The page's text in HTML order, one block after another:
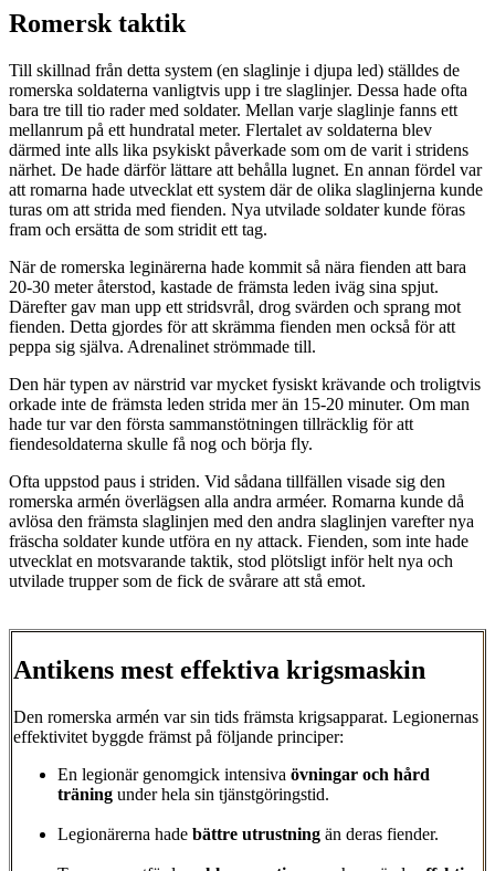
Romersk taktik
Till skillnad från detta system (en slaglinje i djupa led) ställdes de
romerska soldaterna vanligtvis upp i tre slaglinjer. Dessa hade ofta
bara tre till tio rader med soldater. Mellan varje slaglinje fanns ett
mellanrum på ett hundratal meter. Flertalet av soldaterna blev
därmed inte alls lika psykiskt påverkade som om de varit i stridens
närhet. De hade därför lättare att behålla lugnet. En annan fördel var
att romarna hade utvecklat ett system där de olika slaglinjerna kunde
turas om att strida med fienden. Nya utvilade soldater kunde föras
fram och ersätta de som stridit ett tag.
När de romerska leginärerna hade kommit så nära fienden att bara
20-30 meter återstod, kastade de främsta leden iväg sina spjut.
Därefter gav man upp ett stridsvrål, drog svärden och sprang mot
fienden. Detta gjordes för att skrämma fienden men också för att
peppa sig själva. Adrenalinet strömmade till.
Den här typen av närstrid var mycket fysiskt krävande och troligtvis
orkade inte de främsta leden strida mer än 15-20 minuter. Om man
hade tur var den första sammanstötningen tillräcklig för att
fiendesoldaterna skulle få nog och börja fly.
Ofta uppstod paus i striden. Vid sådana tillfällen visade sig den
romerska armén överlägsen alla andra arméer. Romarna kunde då
avlösa den främsta slaglinjen med den andra slaglinjen varefter nya
fräscha soldater kunde utföra en ny attack. Fienden, som inte hade
utvecklat en motsvarande taktik, stod plötsligt inför helt nya och
utvilade trupper som de fick de svårare att stå emot.
Antikens mest effektiva krigsmaskin
Den romerska armén var sin tids främsta krigsapparat. Legionernas
effektivitet byggde främst på följande principer:
En legionär genomgick intensiva övningar och hård
träning under hela sin tjänstgöringstid.
Legionärerna hade bättre utrustning än deras fiender.